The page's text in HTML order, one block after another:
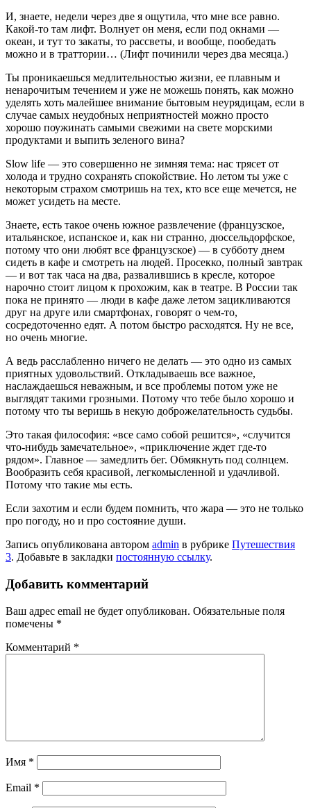
И, знаете, недели через две я ощутила, что мне все равно.
Какой-то там лифт. Волнует он меня, если под окнами —
океан, и тут то закаты, то рассветы, и вообще, пообедать
можно и в траттории… (Лифт починили через два месяца.)
Ты проникаешься медлительностью жизни, ее плавным и
ненарочитым течением и уже не можешь понять, как мож­но
уделять хоть малейшее внимание бытовым неурядицам, если в
случае самых неудобных неприятностей мож­но просто
хорошо поужинать самыми свежими на свете морскими
продукта­ми и выпить зеленого вина?
Slow life — это совершенно не зимняя тема: нас трясет от
холода и трудно со­хранять спокойствие. Но летом ты уже с
некоторым страхом смотришь на тех, кто все еще мечется, не
может усидеть на месте.
Знаете, есть такое очень южное развлечение (француз­ское,
итальянское, испанское и, как ни странно, дюссель­дорфское,
потому что они любят все французское) — в суб­боту днем
сидеть в кафе и смотреть на людей. Просекко, полный завтрак
— и вот так часа на два, развалившись в кресле, которое
нарочно стоит лицом к прохожим, как в театре. В России так
пока не принято — люди в кафе да­же летом зацикливаются
друг на друге или смартфонах, говорят о чем-то,
сосредоточенно едят. А потом быстро рас­ходятся. Ну не все,
но очень многие.
А ведь расслабленно ничего не делать — это одно из са­мых
приятных удовольствий. Откладываешь все важное,
наслаждаешься неважным, и все проблемы потом уже не
выглядят такими грозными. Потому что тебе было хо­рошо и
потому что ты веришь в некую доброжелатель­ность судьбы.
Это такая философия: «все само собой решится», «случит­ся
что-нибудь замечательное», «приключение ждет где-то
рядом». Главное — замедлить бег. Обмякнуть под солнцем.
Вообразить себя красивой, легкомысленной и удачливой.
Потому что такие мы есть.
Если захотим и если будем помнить, что жара — это не только
про погоду, но и про состояние души.
Запись опубликована автором admin в рубрике Путешествия
3. Добавьте в закладки постоянную ссылку.
Добавить комментарий
Ваш адрес email не будет опубликован. Обязательные поля
помечены *
Комментарий *
Имя *
Email *